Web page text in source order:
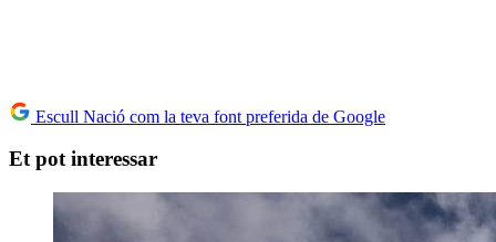
Escull Nació com la teva font preferida de Google
Et pot interessar